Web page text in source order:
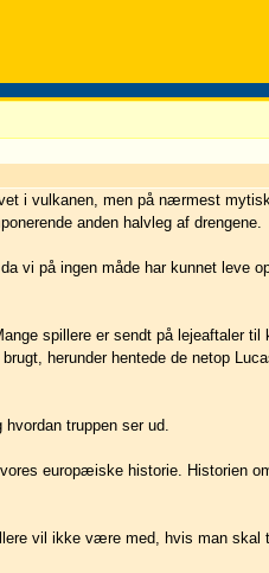
i vulkanen, men på nærmest
anden halvleg af drengene.
vi på ingen måde har kunnet leve
spillere er sendt på lejeaftaler til
herunder hentede de netop
truppen ser ud.
europæiske historie. Historien
vil ikke være med, hvis man skal